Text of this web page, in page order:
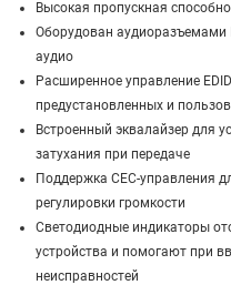
Высокая пропускная
Оборудован аудиоразъемами
аудио
Расширенное управление
предустановленных и
Встроенный эквалайзер для
затухания при передаче
Поддержка CEC-управления
регулировки громкости
Светодиодные индикаторы
устройства и помогают при
неисправностей